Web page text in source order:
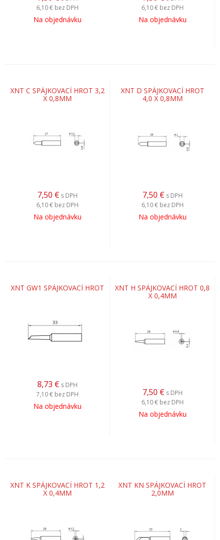
6,10 € bez DPH
Na objednávku
6,10 € bez DPH
Na objednávku
XNT C SPÁJKOVACÍ HROT 3,2
X 0,8MM
7,50 € s DPH
6,10 € bez DPH
Na objednávku
XNT D SPÁJKOVACÍ HROT
4,0 X 0,8MM
7,50 € s DPH
6,10 € bez DPH
Na objednávku
XNT GW1 SPÁJKOVACÍ HROT
8,73 € s DPH
7,10 € bez DPH
Na objednávku
XNT H SPÁJKOVACÍ HROT 0,8
X 0,4MM
7,50 € s DPH
6,10 € bez DPH
Na objednávku
XNT K SPÁJKOVACÍ HROT 1,2
X 0,4MM
XNT KN SPÁJKOVACÍ HROT
2,0MM